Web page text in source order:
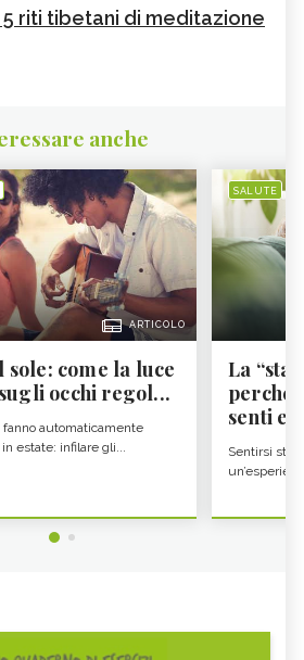
5 riti tibetani di meditazione
anche
ARTICOLO
come la luce
occhi regol...
automaticamente
estate: infilare gli...
SALUTE
La
perché
senti
Sentirsi